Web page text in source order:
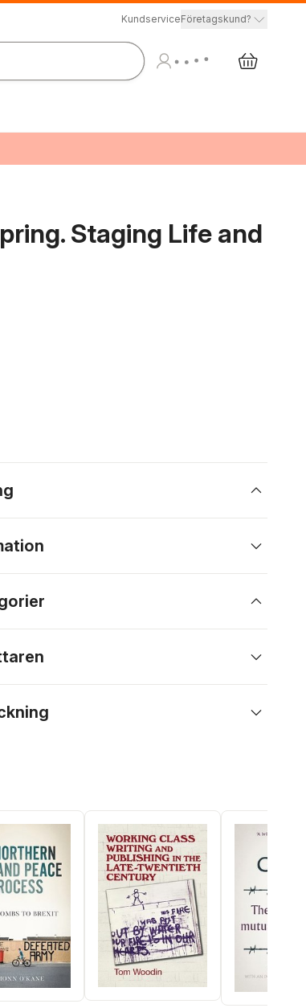
KundserviceFöretagskund?
Staging Life and